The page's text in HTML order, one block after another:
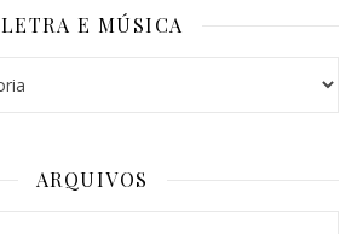
LETRA E MÚSICA
ARQUIVOS